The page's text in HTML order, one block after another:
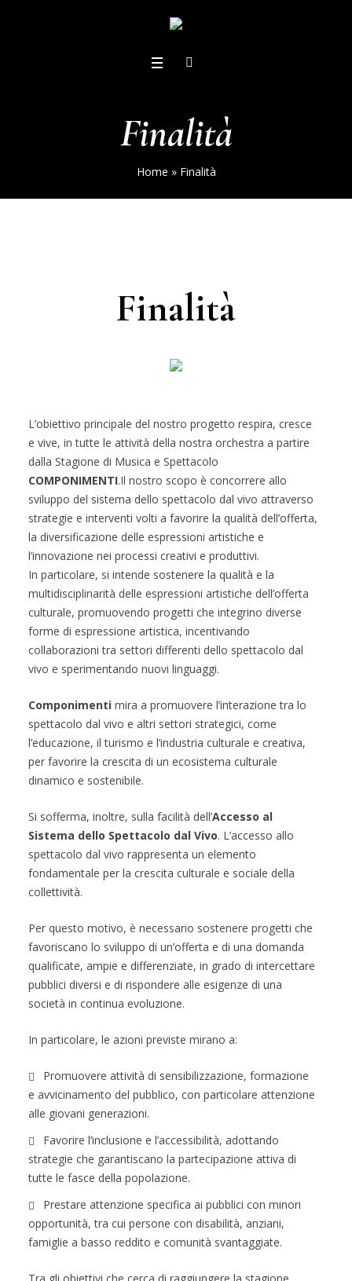
Finalità
Home » Finalità
Finalità
L’obiettivo principale del nostro progetto respira, cresce
e vive, in tutte le attività della nostra orchestra a partire
dalla Stagione di Musica e Spettacolo
COMPONIMENTI.Il nostro scopo è concorrere allo
sviluppo del sistema dello spettacolo dal vivo attraverso
strategie e interventi volti a favorire la qualità dell’offerta,
la diversificazione delle espressioni artistiche e
l’innovazione nei processi creativi e produttivi.
In particolare, si intende sostenere la qualità e la
multidisciplinarità delle espressioni artistiche dell’offerta
culturale, promuovendo progetti che integrino diverse
forme di espressione artistica, incentivando
collaborazioni tra settori differenti dello spettacolo dal
vivo e sperimentando nuovi linguaggi.
Componimentimira a promuovere l’interazione tra lo
spettacolo dal vivo e altri settori strategici, come
l’educazione, il turismo e l’industria culturale e creativa,
per favorire la crescita di un ecosistema culturale
dinamico e sostenibile.
Si sofferma, inoltre, sulla facilità dell’Accesso al
Sistema dello Spettacolo dal Vivo. L’accesso allo
spettacolo dal vivo rappresenta un elemento
fondamentale per la crescita culturale e sociale della
collettività.
Per questo motivo, è necessario sostenere progetti che
favoriscano lo sviluppo di un’offerta e di una domanda
qualificate, ampie e differenziate, in grado di intercettare
pubblici diversi e di rispondere alle esigenze di una
società in continua evoluzione.
In particolare, le azioni previste mirano a:
Promuovere attività di sensibilizzazione, formazione
e avvicinamento del pubblico, con particolare attenzione
alle giovani generazioni.
Favorire l’inclusione e l’accessibilità, adottando
strategie che garantiscano la partecipazione attiva di
tutte le fasce della popolazione.
Prestare attenzione specifica ai pubblici con minori
opportunità, tra cui persone con disabilità, anziani,
famiglie a basso reddito e comunità svantaggiate.